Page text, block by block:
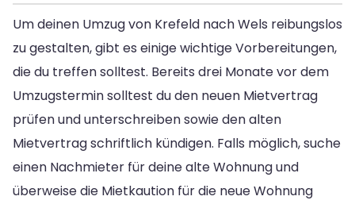
Um deinen Umzug von Krefeld nach Wels reibungslos
zu gestalten, gibt es einige wichtige Vorbereitungen,
die du treffen solltest. Bereits drei Monate vor dem
Umzugstermin solltest du den neuen Mietvertrag
prüfen und unterschreiben sowie den alten
Mietvertrag schriftlich kündigen. Falls möglich, suche
einen Nachmieter für deine alte Wohnung und
überweise die Mietkaution für die neue Wohnung